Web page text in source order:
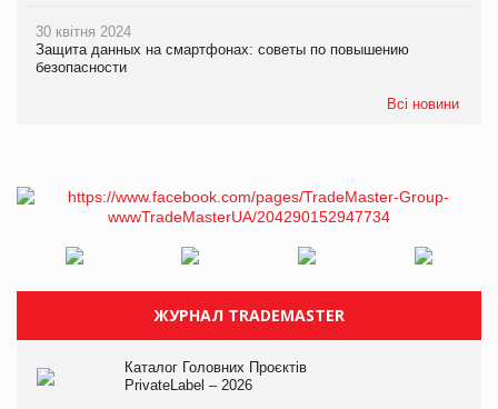
30 квітня 2024
Защита данных на смартфонах: советы по повышению
безопасности
Всі новини
ЖУРНАЛ TRADEMASTER
Каталог Головних Проєктів
PrivateLabel – 2026